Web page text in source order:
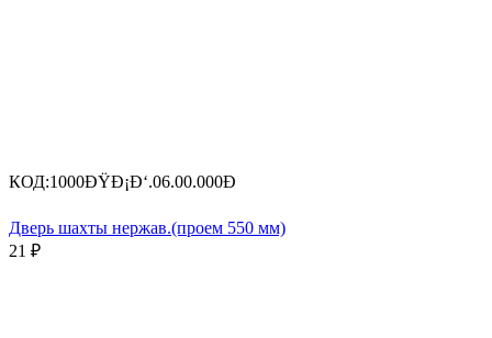
КОД:1000ÐŸÐ¡Ð‘.06.00.000Ð
Дверь шахты нержав.(проем 550 мм)
21 ₽